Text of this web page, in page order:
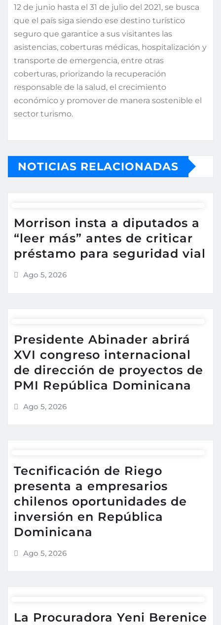
12 de junio hasta el 31 de julio del 2021, se busca
que el país siga siendo ese destino turístico
seguro que garantice a sus visitantes las
asistencias, coberturas médicas, hospitalización y
transporte de emergencia, entre otras
coberturas, priorizando la recuperación
responsable de la salud, el crecimiento
económico y promover de manera sostenible el
sector turismo.
NOTICIAS RELACIONADAS
Morrison insta a diputados a
“leer más” antes de criticar
préstamo para seguridad vial
Ago 5, 2026
Presidente Abinader abrirá
XVI congreso internacional
de dirección de proyectos de
PMI República Dominicana
Ago 5, 2026
Tecnificación de Riego
presenta a empresarios
chilenos oportunidades de
inversión en República
Dominicana
Ago 5, 2026
La Procuradora Yeni Berenice